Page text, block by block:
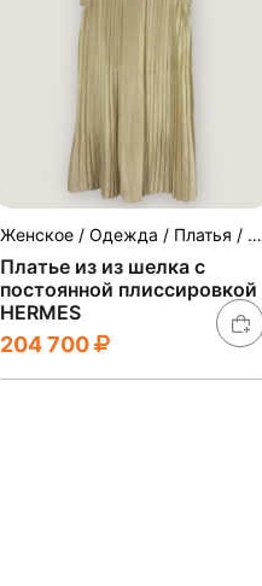
Женское / Одежда / Платья / Коктейльные
Платье из из шелка с
постоянной плиссировкой
HERMES
204 700